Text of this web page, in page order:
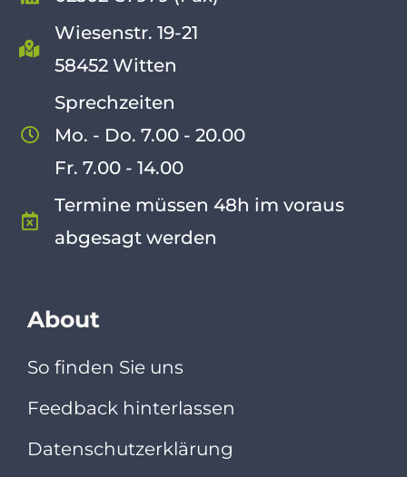
Wiesenstr. 19-21
58452 Witten
Sprechzeiten
Mo. - Do. 7.00 - 20.00
Fr. 7.00 - 14.00
Termine müssen 48h im voraus
abgesagt werden
About
So finden Sie uns
Feedback hinterlassen
Datenschutzerklärung